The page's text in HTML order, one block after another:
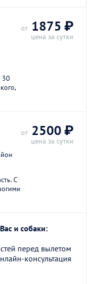
30
от 1875 ₽
цена за сутки
С
от 2500 ₽
цена за сутки
и собаки:
перед вылетом
консультация